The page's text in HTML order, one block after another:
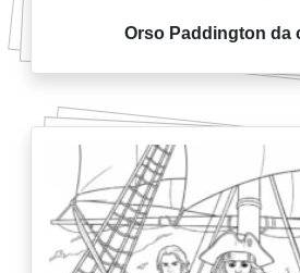
Orso Paddington da